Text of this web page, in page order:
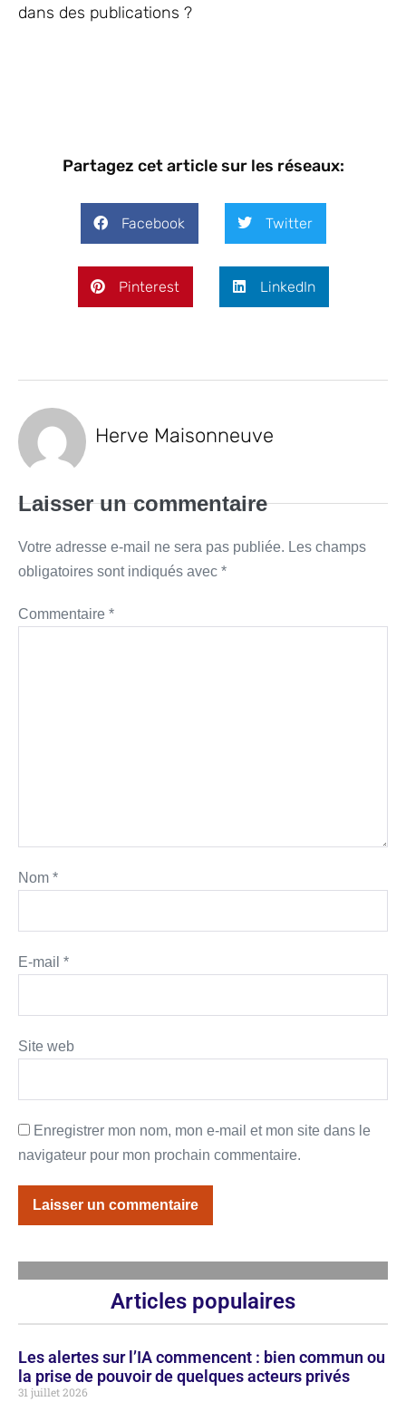
dans des publications ?
Partagez cet article sur les réseaux:
Facebook Twitter
Pinterest LinkedIn
Herve Maisonneuve
Laisser un commentaire
Votre adresse e-mail ne sera pas publiée. Les champs
obligatoires sont indiqués avec *
Commentaire *
Nom *
E-mail *
Site web
Enregistrer mon nom, mon e-mail et mon site dans le
navigateur pour mon prochain commentaire.
Articles populaires
Les alertes sur l’IA commencent : bien commun ou
la prise de pouvoir de quelques acteurs privés
31 juillet 2026